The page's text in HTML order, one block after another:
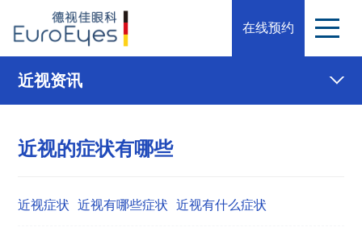
在线预约
近视资讯
近视的症状有哪些
近视症状 近视有哪些症状 近视有什么症状